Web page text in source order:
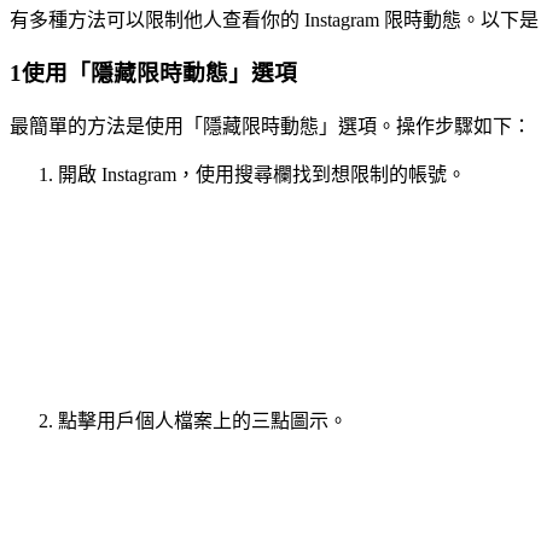
有多種方法可以限制他人查看你的 Instagram 限時動態。以下
1使用「隱藏限時動態」選項
最簡單的方法是使用「隱藏限時動態」選項。操作步驟如下：
開啟 Instagram，使用搜尋欄找到想限制的帳號。
點擊用戶個人檔案上的三點圖示。